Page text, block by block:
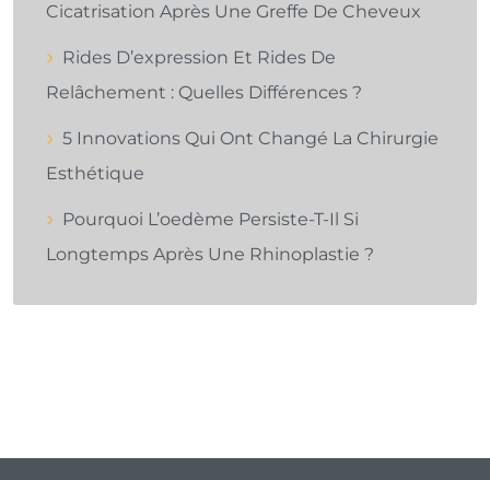
Cicatrisation Après Une Greffe De Cheveux
Rides D’expression Et Rides De
Relâchement : Quelles Différences ?
5 Innovations Qui Ont Changé La Chirurgie
Esthétique
Pourquoi L’oedème Persiste-T-Il Si
Longtemps Après Une Rhinoplastie ?